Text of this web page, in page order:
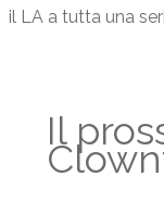
il LA a tutta una
Il